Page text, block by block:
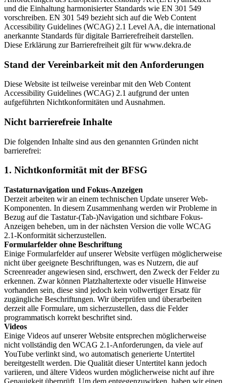
und die Einhaltung harmonisierter Standards wie EN 301 549
vorschreiben. EN 301 549 bezieht sich auf die Web Content
Accessibility Guidelines (WCAG) 2.1 Level AA, die international
anerkannte Standards für digitale Barrierefreiheit darstellen.
Diese Erklärung zur Barrierefreiheit gilt für www.dekra.de
Stand der Vereinbarkeit mit den Anforderungen
Diese Website ist teilweise vereinbar mit den Web Content
Accessibility Guidelines (WCAG) 2.1 aufgrund der unten
aufgeführten Nichtkonformitäten und Ausnahmen.
Nicht barrierefreie Inhalte
Die folgenden Inhalte sind aus den genannten Gründen nicht
barrierefrei:
1. Nichtkonformität mit der BFSG
Tastaturnavigation und Fokus-Anzeigen
Derzeit arbeiten wir an einem technischen Update unserer Web-
Komponenten. In diesem Zusammenhang werden wir Probleme in
Bezug auf die Tastatur-(Tab-)Navigation und sichtbare Fokus-
Anzeigen beheben, um in der nächsten Version die volle WCAG
2.1-Konformität sicherzustellen.
Formularfelder ohne Beschriftung
Einige Formularfelder auf unserer Website verfügen möglicherweise
nicht über geeignete Beschriftungen, was es Nutzern, die auf
Screenreader angewiesen sind, erschwert, den Zweck der Felder zu
erkennen. Zwar können Platzhaltertexte oder visuelle Hinweise
vorhanden sein, diese sind jedoch kein vollwertiger Ersatz für
zugängliche Beschriftungen. Wir überprüfen und überarbeiten
derzeit alle Formulare, um sicherzustellen, dass die Felder
programmatisch korrekt beschriftet sind.
Videos
Einige Videos auf unserer Website entsprechen möglicherweise
nicht vollständig den WCAG 2.1-Anforderungen, da viele auf
YouTube verlinkt sind, wo automatisch generierte Untertitel
bereitgestellt werden. Die Qualität dieser Untertitel kann jedoch
variieren, und ältere Videos wurden möglicherweise nicht auf ihre